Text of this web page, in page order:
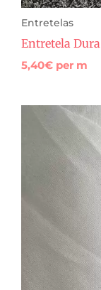
Entretelas
Entretela
5,40€ per m